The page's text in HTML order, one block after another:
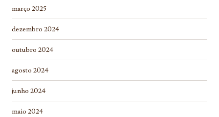
março 2025
dezembro 2024
outubro 2024
agosto 2024
junho 2024
maio 2024